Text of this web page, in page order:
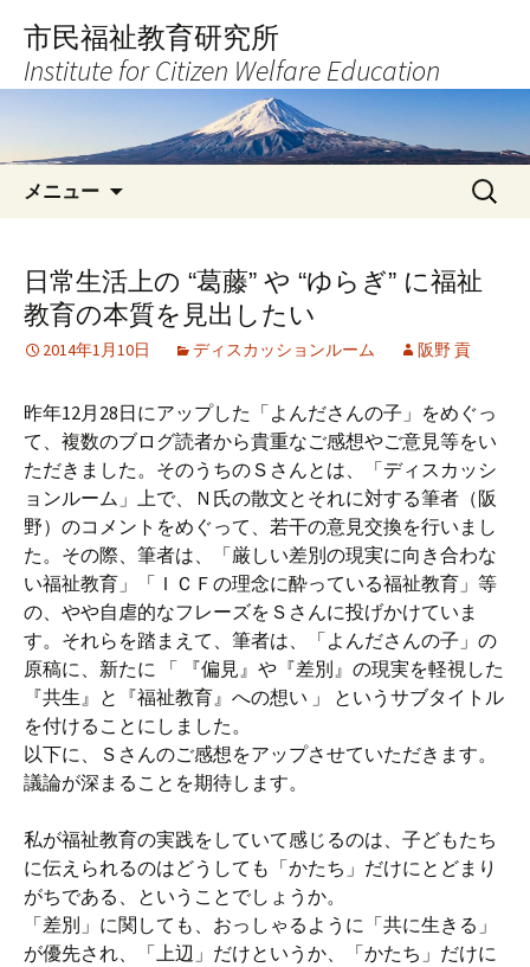
へ
キ
市民福祉教育研究所
Institute for Citizen Welfare Education
メニュー
検
索:
日常生活上の “葛藤” や “ゆらぎ” に福祉
教育の本質を見出したい
2014年1月10日 ディスカッションルーム 阪野 貢
昨年12月28日にアップした「よんださんの子」をめぐっ
て、複数のブログ読者から貴重なご感想やご意見等をい
ただきました。そのうちのＳさんとは、「ディスカッシ
ョンルーム」上で、Ｎ氏の散文とそれに対する筆者（阪
野）のコメントをめぐって、若干の意見交換を行いまし
た。その際、筆者は、「厳しい差別の現実に向き合わな
い福祉教育」「ＩＣＦの理念に酔っている福祉教育」等
の、やや自虐的なフレーズをＳさんに投げかけていま
す。それらを踏まえて、筆者は、「よんださんの子」の
原稿に、新たに 「 『偏見』や『差別』の現実を軽視した
『共生』と『福祉教育』への想い 」 というサブタイトル
を付けることにしました。
以下に、Ｓさんのご感想をアップさせていただきます。
議論が深まることを期待します。
私が福祉教育の実践をしていて感じるのは、子どもたち
に伝えられるのはどうしても「かたち」だけにとどまり
がちである、ということでしょうか。
「差別」に関しても、おっしゃるように「共に生きる」
が優先され、「上辺」だけというか、「かたち」だけに